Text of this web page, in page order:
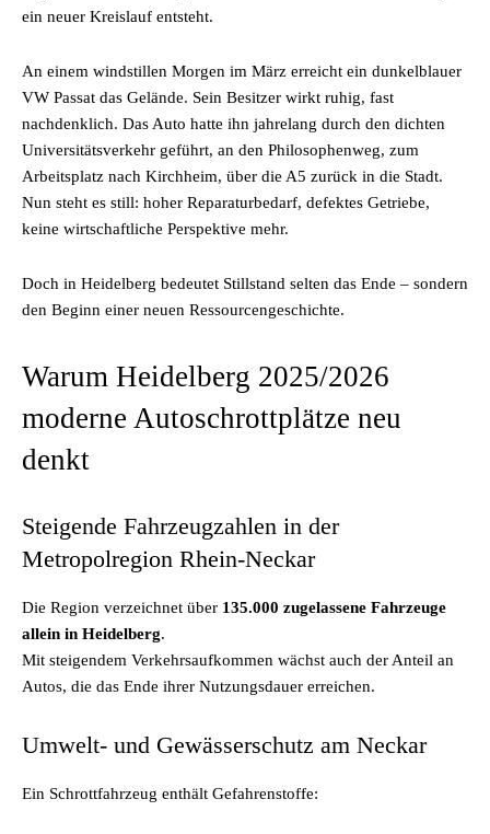
ein neuer Kreislauf entsteht.
An einem windstillen Morgen im März erreicht ein dunkelblauer
VW Passat das Gelände. Sein Besitzer wirkt ruhig, fast
nachdenklich. Das Auto hatte ihn jahrelang durch den dichten
Universitätsverkehr geführt, an den Philosophenweg, zum
Arbeitsplatz nach Kirchheim, über die A5 zurück in die Stadt.
Nun steht es still: hoher Reparaturbedarf, defektes Getriebe,
keine wirtschaftliche Perspektive mehr.
Doch in Heidelberg bedeutet Stillstand selten das Ende – sondern
den Beginn einer neuen Ressourcengeschichte.
Warum Heidelberg 2025/2026
moderne Autoschrottplätze neu
denkt
Steigende Fahrzeugzahlen in der
Metropolregion Rhein-Neckar
Die Region verzeichnet über 135.000 zugelassene Fahrzeuge
allein in Heidelberg.
Mit steigendem Verkehrsaufkommen wächst auch der Anteil an
Autos, die das Ende ihrer Nutzungsdauer erreichen.
Umwelt- und Gewässerschutz am Neckar
Ein Schrottfahrzeug enthält Gefahrenstoffe: